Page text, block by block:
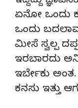
ಏನೋ ಒಂದು
ಒಂದು
ಮೀಸೆ ಸ್ವಲ್ಪ
ಇರಬಾರದು
ಇರ್ಬೇಕು
ಕನಸು ಇತ್ತು